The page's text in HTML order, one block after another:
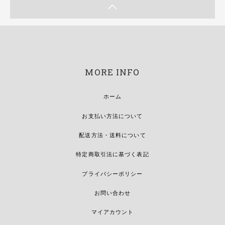
MORE INFO
ホーム
お支払い方法について
配送方法・送料について
特定商取引法に基づく表記
プライバシーポリシー
お問い合わせ
マイアカウント